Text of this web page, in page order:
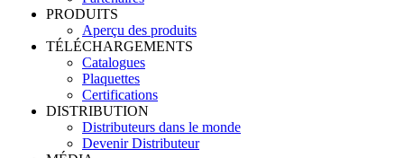
PRODUITS
Aperçu des produits
TÉLÉCHARGEMENTS
Catalogues
Plaquettes
Certifications
DISTRIBUTION
Distributeurs dans le monde
Devenir Distributeur